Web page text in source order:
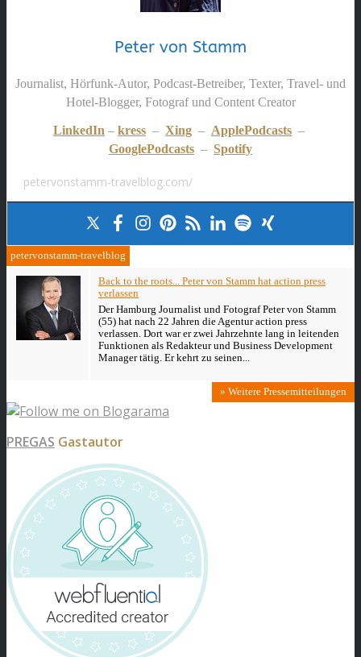
Peter von Stamm
Journalist, Hörfunk-Autor, Podcast-Betreiber, Texter, Travel- und
Hotel-Blogger, Fotograf und Content Creator
LinkedIn – kress – Xing – ApplePodcasts –
GooglePodcasts – Spotify
petervonstamm-travelblog.com/
petervonstamm-travelblog
Back to the roots... Peter von Stamm hat action press
verlassen
Der Hamburg Journalist und Fotograf Peter von Stamm
(55) hat nach 22 Jahren die Agentur action press
verlassen. Dort war er zwei Jahrzehnte lang in leitenden
Funktionen als Redakteur und Business Development
Manager tätig. Er kehrt zu seinen...
» Weitere Pressemitteilungen
PREGAS Gastautor